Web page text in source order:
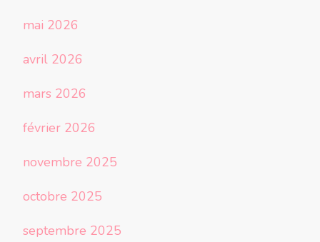
mai 2026
avril 2026
mars 2026
février 2026
novembre 2025
octobre 2025
septembre 2025